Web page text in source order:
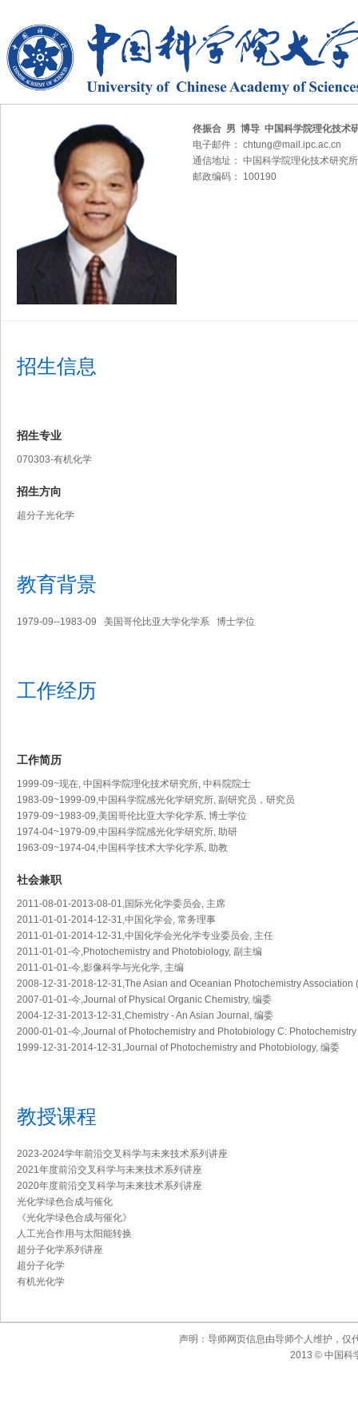
佟振合 男 博导 中国科学院理化技术
电子邮件： chtung@mail.ipc.ac.cn
通信地址： 中国科学院理化技术研究所
邮政编码： 100190
招生信息
招生专业
070303-有机化学
招生方向
超分子光化学
教育背景
1979-09--1983-09 美国哥伦比亚大学化学系 博士学位
工作经历
工作简历
1999-09~现在, 中国科学院理化技术研究所, 中科院院士
1983-09~1999-09,中国科学院感光化学研究所, 副研究员，研究员
1979-09~1983-09,美国哥伦比亚大学化学系, 博士学位
1974-04~1979-09,中国科学院感光化学研究所, 助研
1963-09~1974-04,中国科学技术大学化学系, 助教
社会兼职
2011-08-01-2013-08-01,国际光化学委员会, 主席
2011-01-01-2014-12-31,中国化学会, 常务理事
2011-01-01-2014-12-31,中国化学会光化学专业委员会, 主任
2011-01-01-今,Photochemistry and Photobiology, 副主编
2011-01-01-今,影像科学与光化学, 主编
2008-12-31-2018-12-31,The Asian and Oceanian Photochemistry Association
2007-01-01-今,Journal of Physical Organic Chemistry, 编委
2004-12-31-2013-12-31,Chemistry - An Asian Journal, 编委
2000-01-01-今,Journal of Photochemistry and Photobiology C:
1999-12-31-2014-12-31,Journal of Photochemistry and Photobiology, 编委
教授课程
2023-2024学年前沿交叉科学与未来技术系列讲座
2021年度前沿交叉科学与未来技术系列讲座
2020年度前沿交叉科学与未来技术系列讲座
光化学绿色合成与催化
《光化学绿色合成与催化》
人工光合作用与太阳能转换
超分子化学系列讲座
超分子化学
有机光化学
声明：导师网页信息由导师个人维护，仅
2013 © 中国科